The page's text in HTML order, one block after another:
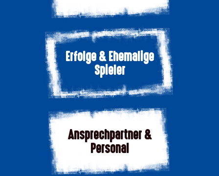
Erfolge & Ehemalige
Spieler
Ansprechpartner &
Personal